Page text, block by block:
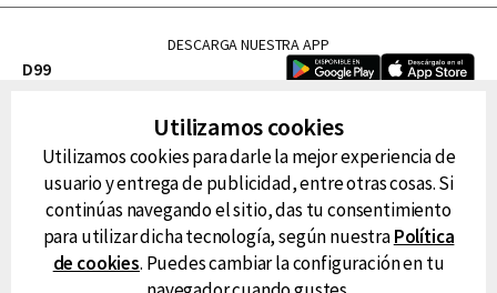
DESCARGA NUESTRA APP
D99
FM Tu
RG Deportiva
Classic FM
Utilizamos cookies
Utilizamos cookies para darle la mejor experiencia de
usuario y entrega de publicidad, entre otras cosas. Si
continúas navegando el sitio, das tu consentimiento
para utilizar dicha tecnología, según nuestraPolítica
de cookies. Puedes cambiar la configuración en tu